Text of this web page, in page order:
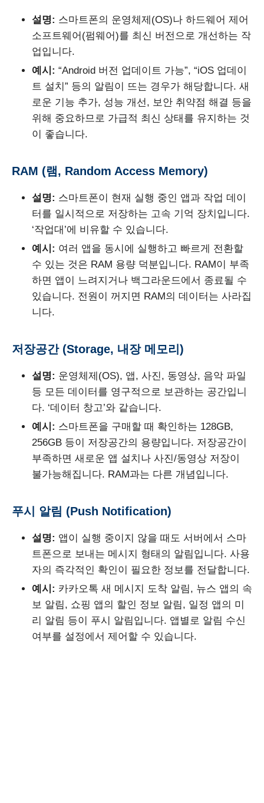
설명: 스마트폰의 운영체제(OS)나 하드웨어 제어
소프트웨어(펌웨어)를 최신 버전으로 개선하는 작
업입니다.
예시: “Android 버전 업데이트 가능”, “iOS 업데이
트 설치” 등의 알림이 뜨는 경우가 해당합니다. 새
로운 기능 추가, 성능 개선, 보안 취약점 해결 등을
위해 중요하므로 가급적 최신 상태를 유지하는 것
이 좋습니다.
RAM (램, Random Access Memory)
설명: 스마트폰이 현재 실행 중인 앱과 작업 데이
터를 일시적으로 저장하는 고속 기억 장치입니다.
‘작업대’에 비유할 수 있습니다.
예시: 여러 앱을 동시에 실행하고 빠르게 전환할
수 있는 것은 RAM 용량 덕분입니다. RAM이 부족
하면 앱이 느려지거나 백그라운드에서 종료될 수
있습니다. 전원이 꺼지면 RAM의 데이터는 사라집
니다.
저장공간 (Storage, 내장 메모리)
설명: 운영체제(OS), 앱, 사진, 동영상, 음악 파일
등 모든 데이터를 영구적으로 보관하는 공간입니
다. ‘데이터 창고’와 같습니다.
예시: 스마트폰을 구매할 때 확인하는 128GB,
256GB 등이 저장공간의 용량입니다. 저장공간이
부족하면 새로운 앱 설치나 사진/동영상 저장이
불가능해집니다. RAM과는 다른 개념입니다.
푸시 알림 (Push Notification)
설명: 앱이 실행 중이지 않을 때도 서버에서 스마
트폰으로 보내는 메시지 형태의 알림입니다. 사용
자의 즉각적인 확인이 필요한 정보를 전달합니다.
예시: 카카오톡 새 메시지 도착 알림, 뉴스 앱의 속
보 알림, 쇼핑 앱의 할인 정보 알림, 일정 앱의 미
리 알림 등이 푸시 알림입니다. 앱별로 알림 수신
여부를 설정에서 제어할 수 있습니다.